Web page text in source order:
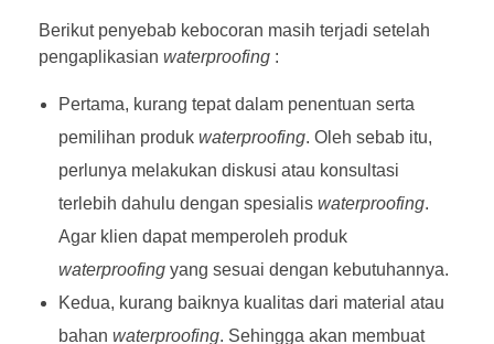
Berikut penyebab kebocoran masih terjadi setelah
pengaplikasian waterproofing :
Pertama, kurang tepat dalam penentuan serta
pemilihan produk waterproofing. Oleh sebab itu,
perlunya melakukan diskusi atau konsultasi
terlebih dahulu dengan spesialis waterproofing.
Agar klien dapat memperoleh produk
waterproofing yang sesuai dengan kebutuhannya.
Kedua, kurang baiknya kualitas dari material atau
bahan waterproofing. Sehingga akan membuat